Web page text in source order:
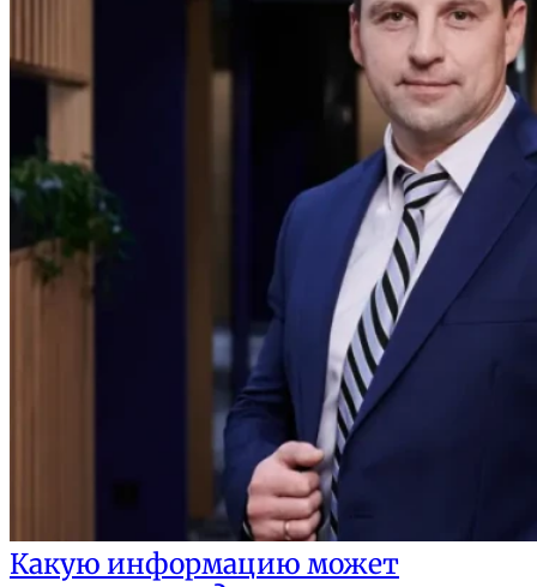
Какую информацию может